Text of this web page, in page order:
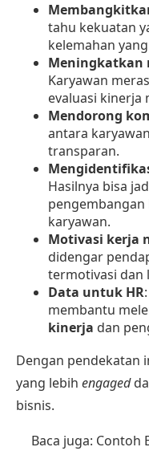
tahu kekuatan
kelemahan
Meningkatkan
Karyawan
evaluasi kinerja
Mendorong
antara
transparan.
Hasilnya bisa
karyawan.
Motivasi kerja
didengar
termotivasi dan
Data untuk HR
membantu
kinerja dan
Dengan pendekatan
yang lebih engaged
bisnis.
Baca juga: Contoh